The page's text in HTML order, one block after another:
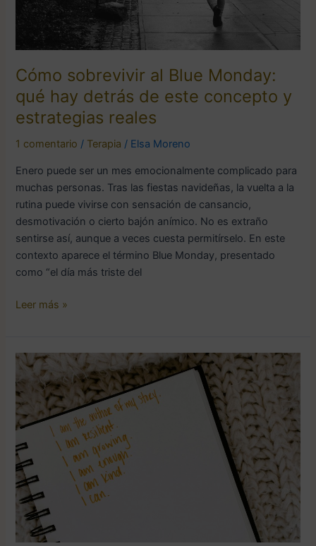
Cómo sobrevivir al Blue Monday:
qué hay detrás de este concepto y
estrategias reales
1 comentario / Terapia / Elsa Moreno
Enero puede ser un mes emocionalmente complicado para
muchas personas. Tras las fiestas navideñas, la vuelta a la
rutina puede vivirse con sensación de cansancio,
desmotivación o cierto bajón anímico. No es extraño
sentirse así, aunque a veces cuesta permitírselo. En este
contexto aparece el término Blue Monday, presentado
como “el día más triste del
este
concepto
reales
Leer más »
Cómo
crear
hábitos
mentales
saludables
que
duren
todo
el
año